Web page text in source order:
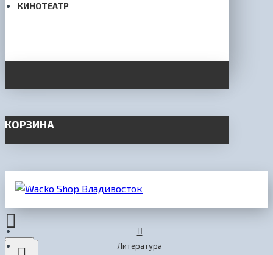
КИНОТЕАТР
КОРЗИНА
Литература